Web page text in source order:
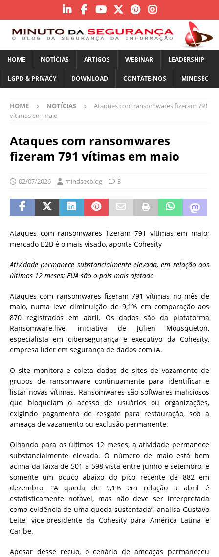
HOME NOTÍCIAS ARTIGOS WEBINAR LEADERSHIP
LGPD & PRIVACY DOWNLOAD CONTATE-NOS MINDSEC
HOME NOTÍCIAS
Ataques com ransomwares fizeram 791
vítimas em maio
Ataques com ransomwares
fizeram 791 vítimas em maio
02/07/2026 mindsecblog 3
Ataques com ransomwares fizeram 791 vítimas em maio;
mercado B2B é o mais visado, aponta Cohesity
Atividade permanece substancialmente elevada, em relação aos
últimos 12 meses; EUA são o país mais afetado
Ataques com ransomwares fizeram 791 vítimas no mês de
maio, numa leve diminuição de 9,1% em comparação aos
870 registrados em abril. Os dados são da plataforma
Ransomware.live, iniciativa de Julien Mousqueton,
especialista em cibersegurança e executivo da Cohesity,
empresa líder em segurança de dados com IA.
O site monitora e coleta dados de sites de vazamento de
grupos de ransomware continuamente para identificar e
listar novas vítimas. Ransomwares são softwares maliciosos
que bloqueiam o acesso de usuários ou organizações,
exigindo pagamento de resgate para restauração, sob a
ameaça de vazamento ou exclusão permanente.
Olhando para os últimos 12 meses, a atividade permanece
substancialmente elevada. O número de maio está bem
acima da faixa de 501 a 598 vista entre junho e setembro, e
somente um pouco abaixo do pico recente de 882 em
dezembro. “A queda de 9,1% em relação a abril é
estatisticamente notável, mas não deve ser interpretada
como evidência de uma queda sustentada”, analisa Gustavo
Leite, vice-presidente da Cohesity para América Latina e
Caribe.
Apesar desse recuo, o cenário de ameaças permaneceu